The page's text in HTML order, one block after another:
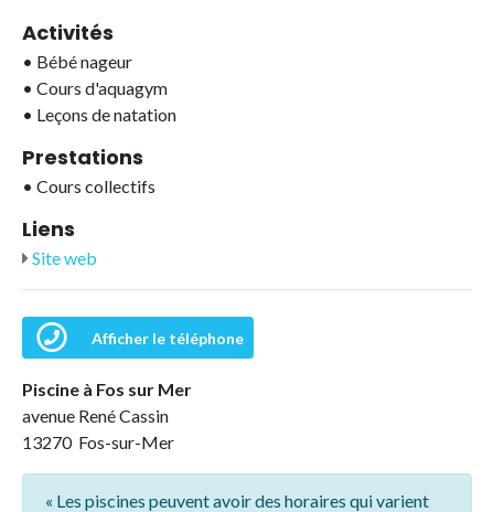
Activités
• Bébé nageur
• Cours d'aquagym
• Leçons de natation
Prestations
• Cours collectifs
Liens
Site web
Afficher le téléphone
Piscine à Fos sur Mer
avenue René Cassin
13270 Fos-sur-Mer
« Les piscines peuvent avoir des horaires qui varient